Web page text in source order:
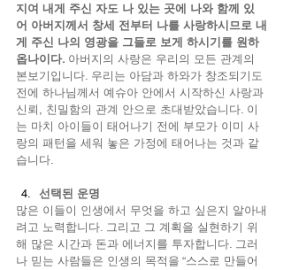
지여 내게 주신 자도 나 있는 곳에 나와 함께 있
어 아버지께서 창세 전부터 나를 사랑하시므로 내
게 주신 나의 영광을 그들로 보게 하시기를 원하
옵나이다. 아버지의 사랑은 우리의 모든 관계의
본보기입니다. 우리는 아담과 하와가 창조되기도
전에 하나님께서 예슈아 안에서 시작하신 사랑과
신뢰, 친밀함의 관계 안으로 초대받았습니다. 이
는 마치 아이들이 태어나기 전에 부모가 이미 사
랑의 패턴을 세워 놓은 가정에 태어나는 것과 같
습니다.
선택된 운명
많은 이들이 인생에서 무엇을 하고 싶은지 알아내
려고 노력합니다. 그리고 그 계획을 실현하기 위
해 많은 시간과 돈과 에너지를 투자합니다. 그러
나 믿는 사람들은 인생의 목적을 “스스로 만들어